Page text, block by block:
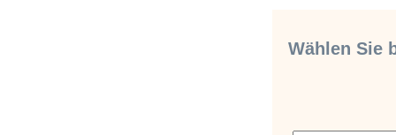
Wählen Sie